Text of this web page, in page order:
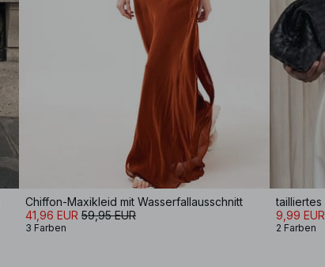
Chiffon-Maxikleid mit Wasserfallausschnitt
41,96 EUR 59,95 EUR
3 Farben
9,99 EUR
2 Farben